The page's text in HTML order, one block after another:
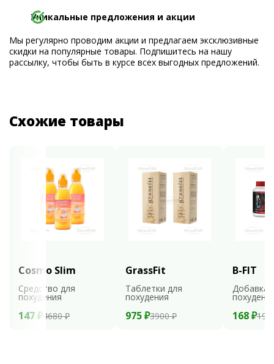
Уникальные предложения и акции
Мы регулярно проводим акции и предлагаем эксклюзивные
скидки на популярные товары. Подпишитесь на нашу
рассылку, чтобы быть в курсе всех выгодных предложений.
Схожие товары
Cosmo Slim
Средство для
похудения
147 ₽ 4680 ₽
GrassFit
Таблетки для
похудения
975 ₽3900 ₽
B-FIT
Добавка
168 ₽